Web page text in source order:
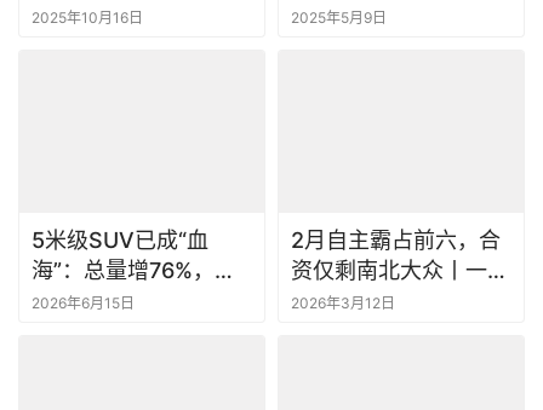
2025年10月16日
的瓶颈吗？
2025年5月9日
5米级SUV已成“血
海”：总量增76%，但
单车销量腰斩丨一句话
2026年6月15日
2月自主霸占前六，合
资仅剩南北大众丨一句
话点评
2026年3月12日